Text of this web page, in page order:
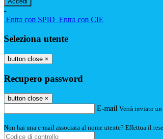
-
Entra con SPID Entra con CIE
Seleziona utente
button close ×
Recupero password
button close ×
E-mail Verrà inviato
Non hai una e-mail associata al nome utente? Effettua il